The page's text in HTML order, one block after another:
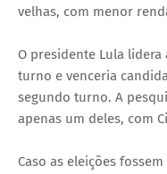
velhas, com menor
O presidente Lula
turno e venceria
segundo turno. A
apenas um deles, com
Caso as eleições